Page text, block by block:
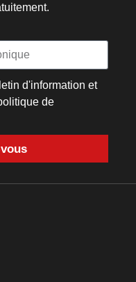
d'information et
de